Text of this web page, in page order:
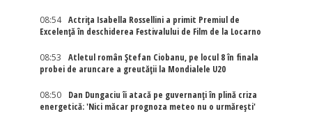
08:54
Actriţa Isabella Rossellini a primit Premiul de
Excelenţă în deschiderea Festivalului de Film de la Locarno
08:53
Atletul român Ștefan Ciobanu, pe locul 8 în finala
probei de aruncare a greutății la Mondialele U20
08:50
Dan Dungaciu îi atacă pe guvernanți în plină criza
energetică: 'Nici măcar prognoza meteo nu o urmărești'